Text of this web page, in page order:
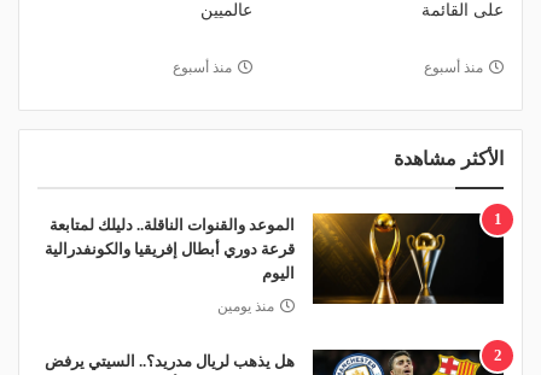
على القائمة
منذ أسبوع
عالميين
منذ أسبوع
الأكثر مشاهدة
1
الموعد والقنوات الناقلة.. دليلك لمتابعة
قرعة دوري أبطال إفريقيا والكونفدرالية
اليوم
منذ يومين
2
هل يذهب لريال مدريد؟.. السيتي يرفض